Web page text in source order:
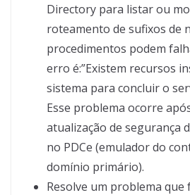
Directory para listar ou
roteamento de sufixos de
procedimentos podem
erro é:”Existem recursos
sistema para concluir o
Esse problema ocorre
atualização de segurança
no PDCe (emulador do
domínio primário).
Resolve um problema que